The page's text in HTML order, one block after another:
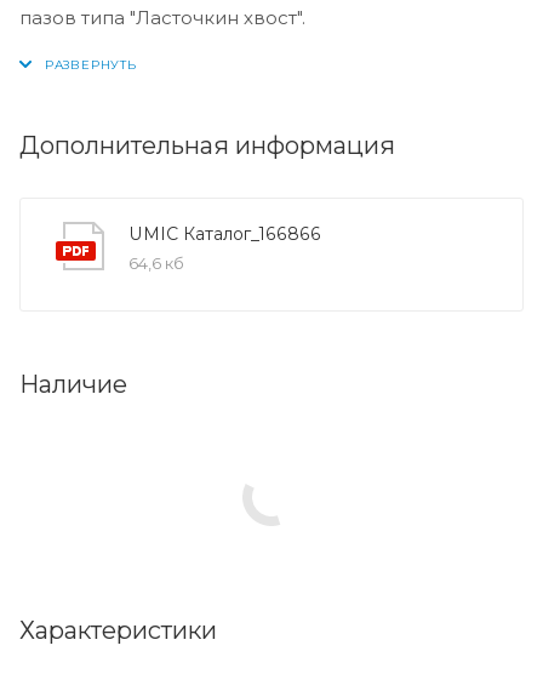
пазов типа "Ласточкин хвост".
Дополнительная информация
UMIC Каталог_166866
64,6 кб
Наличие
Характеристики